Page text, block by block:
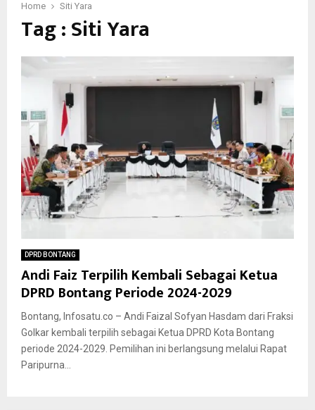
Home Siti Yara
Tag : Siti Yara
DPRD BONTANG
Andi Faiz Terpilih Kembali Sebagai Ketua
DPRD Bontang Periode 2024-2029
Bontang, Infosatu.co – Andi Faizal Sofyan Hasdam dari Fraksi
Golkar kembali terpilih sebagai Ketua DPRD Kota Bontang
periode 2024-2029. Pemilihan ini berlangsung melalui Rapat
Paripurna...